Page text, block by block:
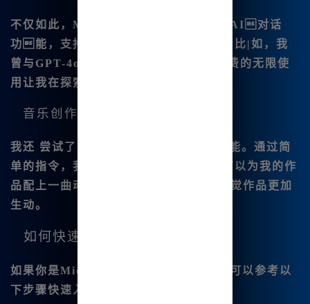
不仅如此， Midjourney中文版
AI对话
功能，支持与数十款优秀大模型互动。比|如，我
曾与GPT-4o和Claude3.5进行对话，免费的无限使
用让我在探索创作时非常愉快😊。
音乐创作的惊喜
我还 尝试了网站上提供的 AI音乐生成功能。通过简
单的指令，我可以生成背景音乐，甚至可以为我的作
品配上一曲动听的旋律。这使得我的视觉作品更加
生动。
如何快速入门
如果你是Midjourney中文绘画
的新手，可以参考以
下步骤快速入门：